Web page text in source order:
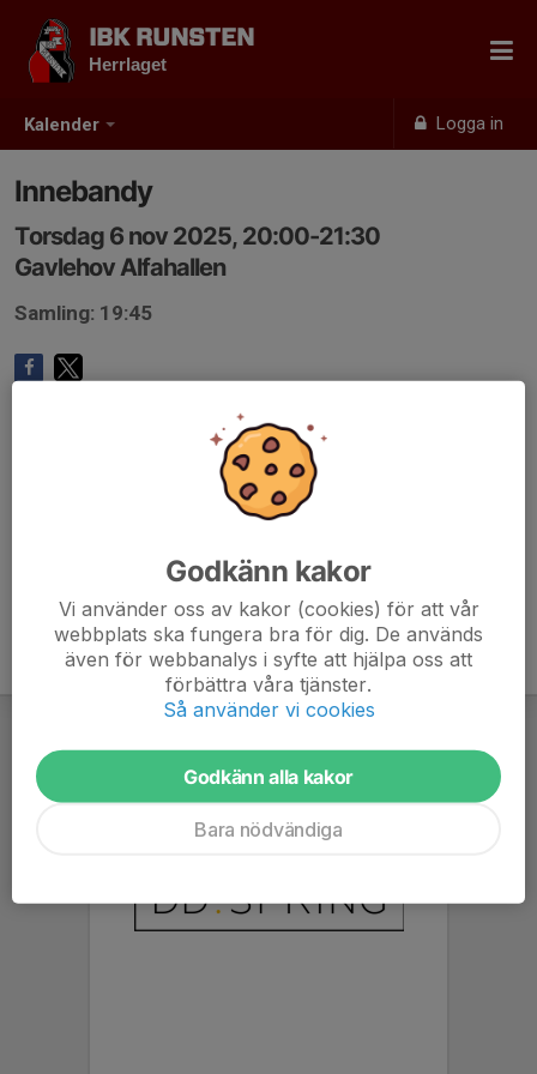
Kalender Logga in
IBK RUNSTEN
Herrlaget
Innebandy
Torsdag 6 nov 2025, 20:00-21:30
Gavlehov Alfahallen
Samling: 19:45
Godkänn kakor
Vi använder oss av kakor (cookies) för att vår
webbplats ska fungera bra för dig. De används
även för webbanalys i syfte att hjälpa oss att
förbättra våra tjänster.
Så använder vi cookies
Godkänn alla kakor
Bara nödvändiga